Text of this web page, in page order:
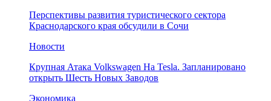
Перспективы развития туристического сектора
Краснодарского края обсудили в Сочи
Новости
Крупная Атака Volkswagen На Tesla. Запланировано
открыть Шесть Новых Заводов
Экономика